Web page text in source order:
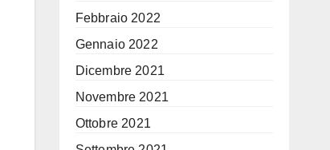
Febbraio 2022
Gennaio 2022
Dicembre 2021
Novembre 2021
Ottobre 2021